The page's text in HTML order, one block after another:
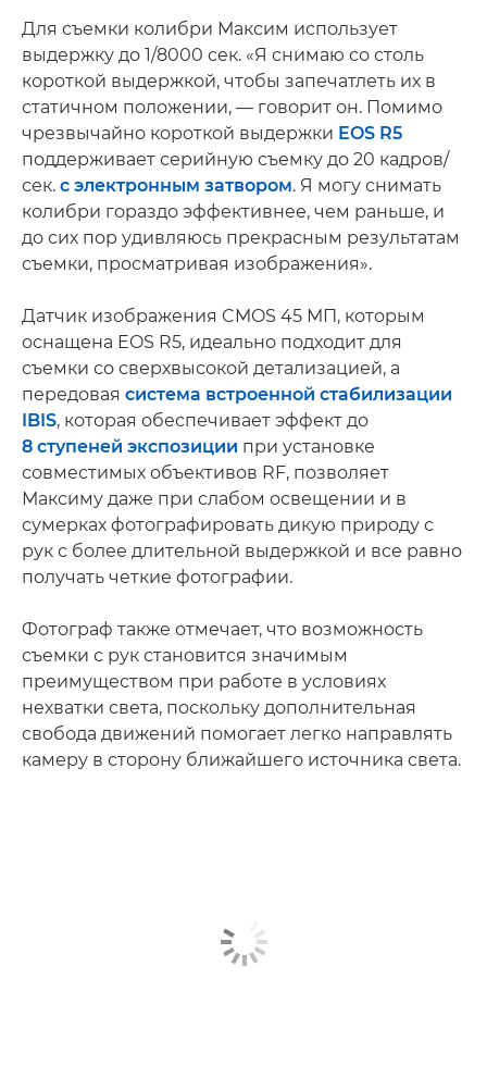
Для съемки колибри Максим использует
выдержку до 1/8000 сек. «Я снимаю со столь
короткой выдержкой, чтобы запечатлеть их в
статичном положении, — говорит он. Помимо
чрезвычайно короткой выдержки EOS R5
поддерживает серийную съемку до 20 кадров/
сек. с электронным затвором. Я могу снимать
колибри гораздо эффективнее, чем раньше, и
до сих пор удивляюсь прекрасным результатам
съемки, просматривая изображения».
Датчик изображения CMOS 45 МП, которым
оснащена EOS R5, идеально подходит для
съемки со сверхвысокой детализацией, а
передовая система встроенной стабилизации
IBIS, которая обеспечивает эффект до
8 ступеней экспозиции при установке
совместимых объективов RF, позволяет
Максиму даже при слабом освещении и в
сумерках фотографировать дикую природу с
рук с более длительной выдержкой и все равно
получать четкие фотографии.
Фотограф также отмечает, что возможность
съемки с рук становится значимым
преимуществом при работе в условиях
нехватки света, поскольку дополнительная
свобода движений помогает легко направлять
камеру в сторону ближайшего источника света.